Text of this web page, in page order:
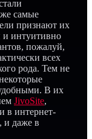
самые
признают их
и интуитивно
пожалуй,
всех
рода. Тем не
В их
JivoSite,
в интернет-
и даже в